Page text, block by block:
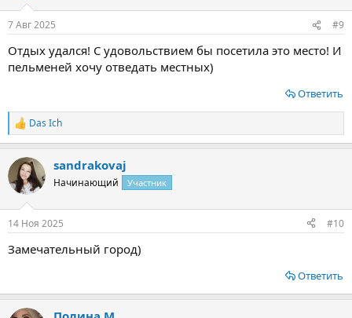
7 Авг 2025 #9
Отдых удался! С удовольствием бы посетила это место! И
пельменей хочу отведать местных)
Ответить
Р
е
к
ц
и
Das Ich
sandrakovaj
Начинающий Участник
14 Ноя 2025 #10
Замечательный город)
Ответить